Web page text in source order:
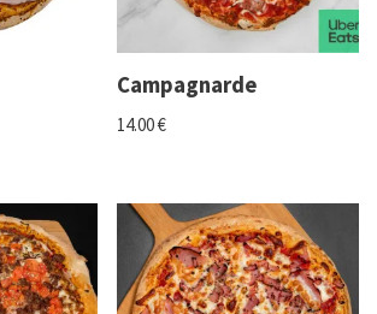
Campagnarde
14.00€